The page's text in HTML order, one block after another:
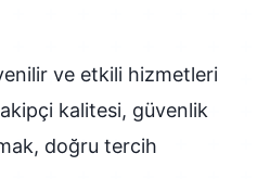
ve etkili hizmetleri
kalitesi, güvenlik
doğru tercih